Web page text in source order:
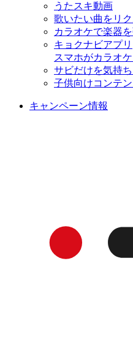
うたスキ動画
歌いたい曲をリク
カラオケで楽器
キョクナビアプリ
スマホがカラオ
サビだけを気持
子供向けコンテン
キャンペーン情報